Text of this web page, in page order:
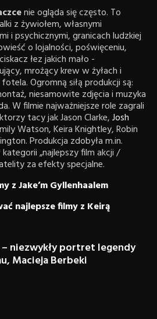
nie ogląda się często. To
z żywiołem, własnymi
i psychicznymi, granicach ludzkiej
o lojalności, poświęceniu,
łez jakich mało -
mrożący krew w żyłach i
Ogromną siłą produkcji są:
niesamowite zdjęcia i muzyka
W filmie najważniejsze role zagrali
tacy jak Jason Clarke,Josh
Watson, Keira Knightley, Robin
Produkcja zdobyła m.in.
„najlepszy film akcji /
za efekty specjalne.
z Jake’m Gyllenhaalem
najlepsze filmy z Keirą
– niezwykły portret legendy
Macieja Berbeki